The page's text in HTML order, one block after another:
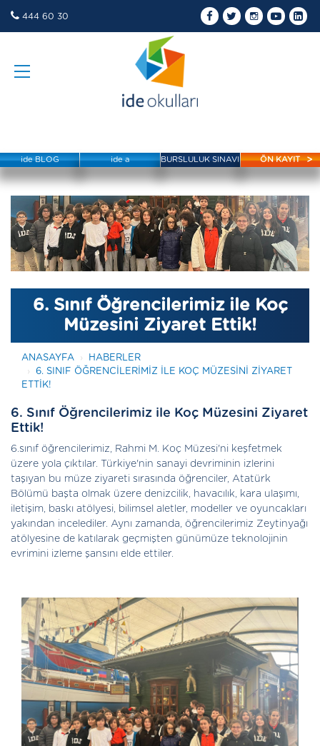
444 60 30
ide BLOG ide a BURSLULUK SINAVI ÖN KAYIT
6. Sınıf Öğrencilerimiz ile Koç
Müzesini Ziyaret Ettik!
ANASAYFA
HABERLER
6. SINIF ÖĞRENCILERIMIZ ILE KOÇ MÜZESINI ZIYARET
ETTIK!
6. Sınıf Öğrencilerimiz ile Koç Müzesini Ziyaret
Ettik!
6.sınıf öğrencilerimiz, Rahmi M. Koç Müzesi'ni keşfetmek
üzere yola çıktılar. Türkiye'nin sanayi devriminin izlerini
taşıyan bu müze ziyareti sırasında öğrenciler, Atatürk
Bölümü başta olmak üzere denizcilik, havacılık, kara ulaşımı,
iletişim, baskı atölyesi, bilimsel aletler, modeller ve oyuncakları
yakından incelediler. Aynı zamanda, öğrencilerimiz Zeytinyağı
atölyesine de katılarak geçmişten günümüze teknolojinin
evrimini izleme şansını elde ettiler.